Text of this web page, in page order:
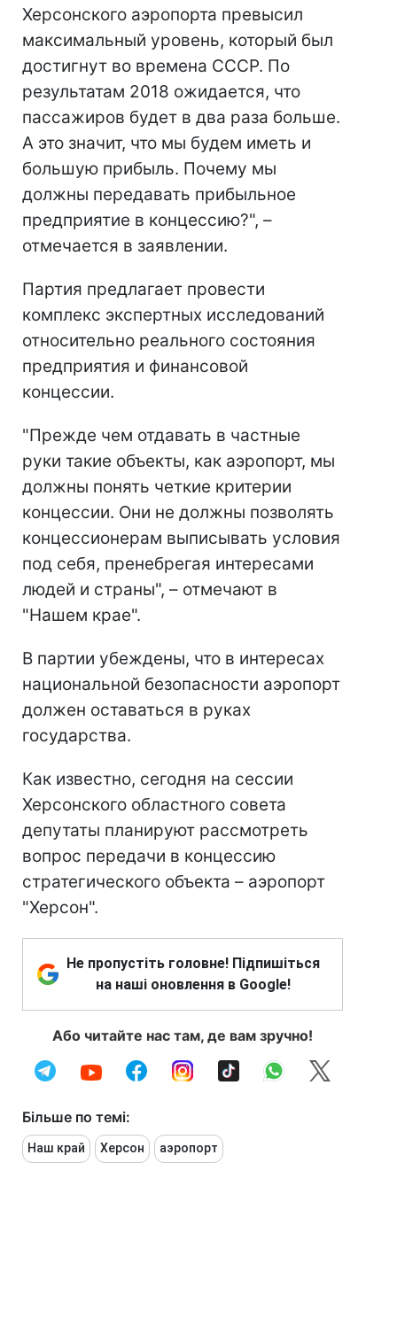
Херсонского аэропорта превысил
максимальный уровень, который был
достигнут во времена СССР. По
результатам 2018 ожидается, что
пассажиров будет в два раза больше.
А это значит, что мы будем иметь и
большую прибыль. Почему мы
должны передавать прибыльное
предприятие в концессию?", –
отмечается в заявлении.
Партия предлагает провести
комплекс экспертных исследований
относительно реального состояния
предприятия и финансовой
концессии.
"Прежде чем отдавать в частные
руки такие объекты, как аэропорт, мы
должны понять четкие критерии
концессии. Они не должны позволять
концессионерам выписывать условия
под себя, пренебрегая интересами
людей и страны", – отмечают в
"Нашем крае".
В партии убеждены, что в интересах
национальной безопасности аэропорт
должен оставаться в руках
государства.
Как известно, сегодня на сессии
Херсонского областного совета
депутаты планируют рассмотреть
вопрос передачи в концессию
стратегического объекта – аэропорт
"Херсон".
Не пропустіть головне! Підпишіться
на наші оновлення в Google!
Або читайте нас там, де вам зручно!
Більше по темі:
Наш край Херсон аэропорт